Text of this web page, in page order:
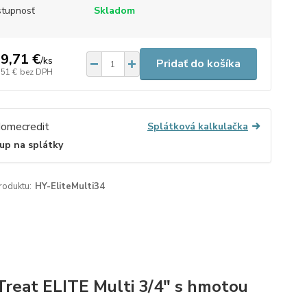
Skladom
€/ks
€ bez DPH
Pridať do košíka
Splátková kalkulačka
na splátky
HY-EliteMulti34
ELITE Multi 3/4" s hmotou